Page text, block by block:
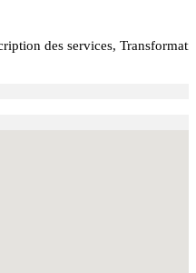
des services,